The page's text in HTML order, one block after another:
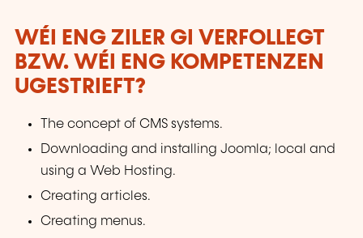
WÉI ENG ZILER GI VERFOLLEGT
BZW. WÉI ENG KOMPETENZEN
UGESTRIEFT?
The concept of CMS systems.
Downloading and installing Joomla; local and
using a Web Hosting.
Creating articles.
Creating menus.